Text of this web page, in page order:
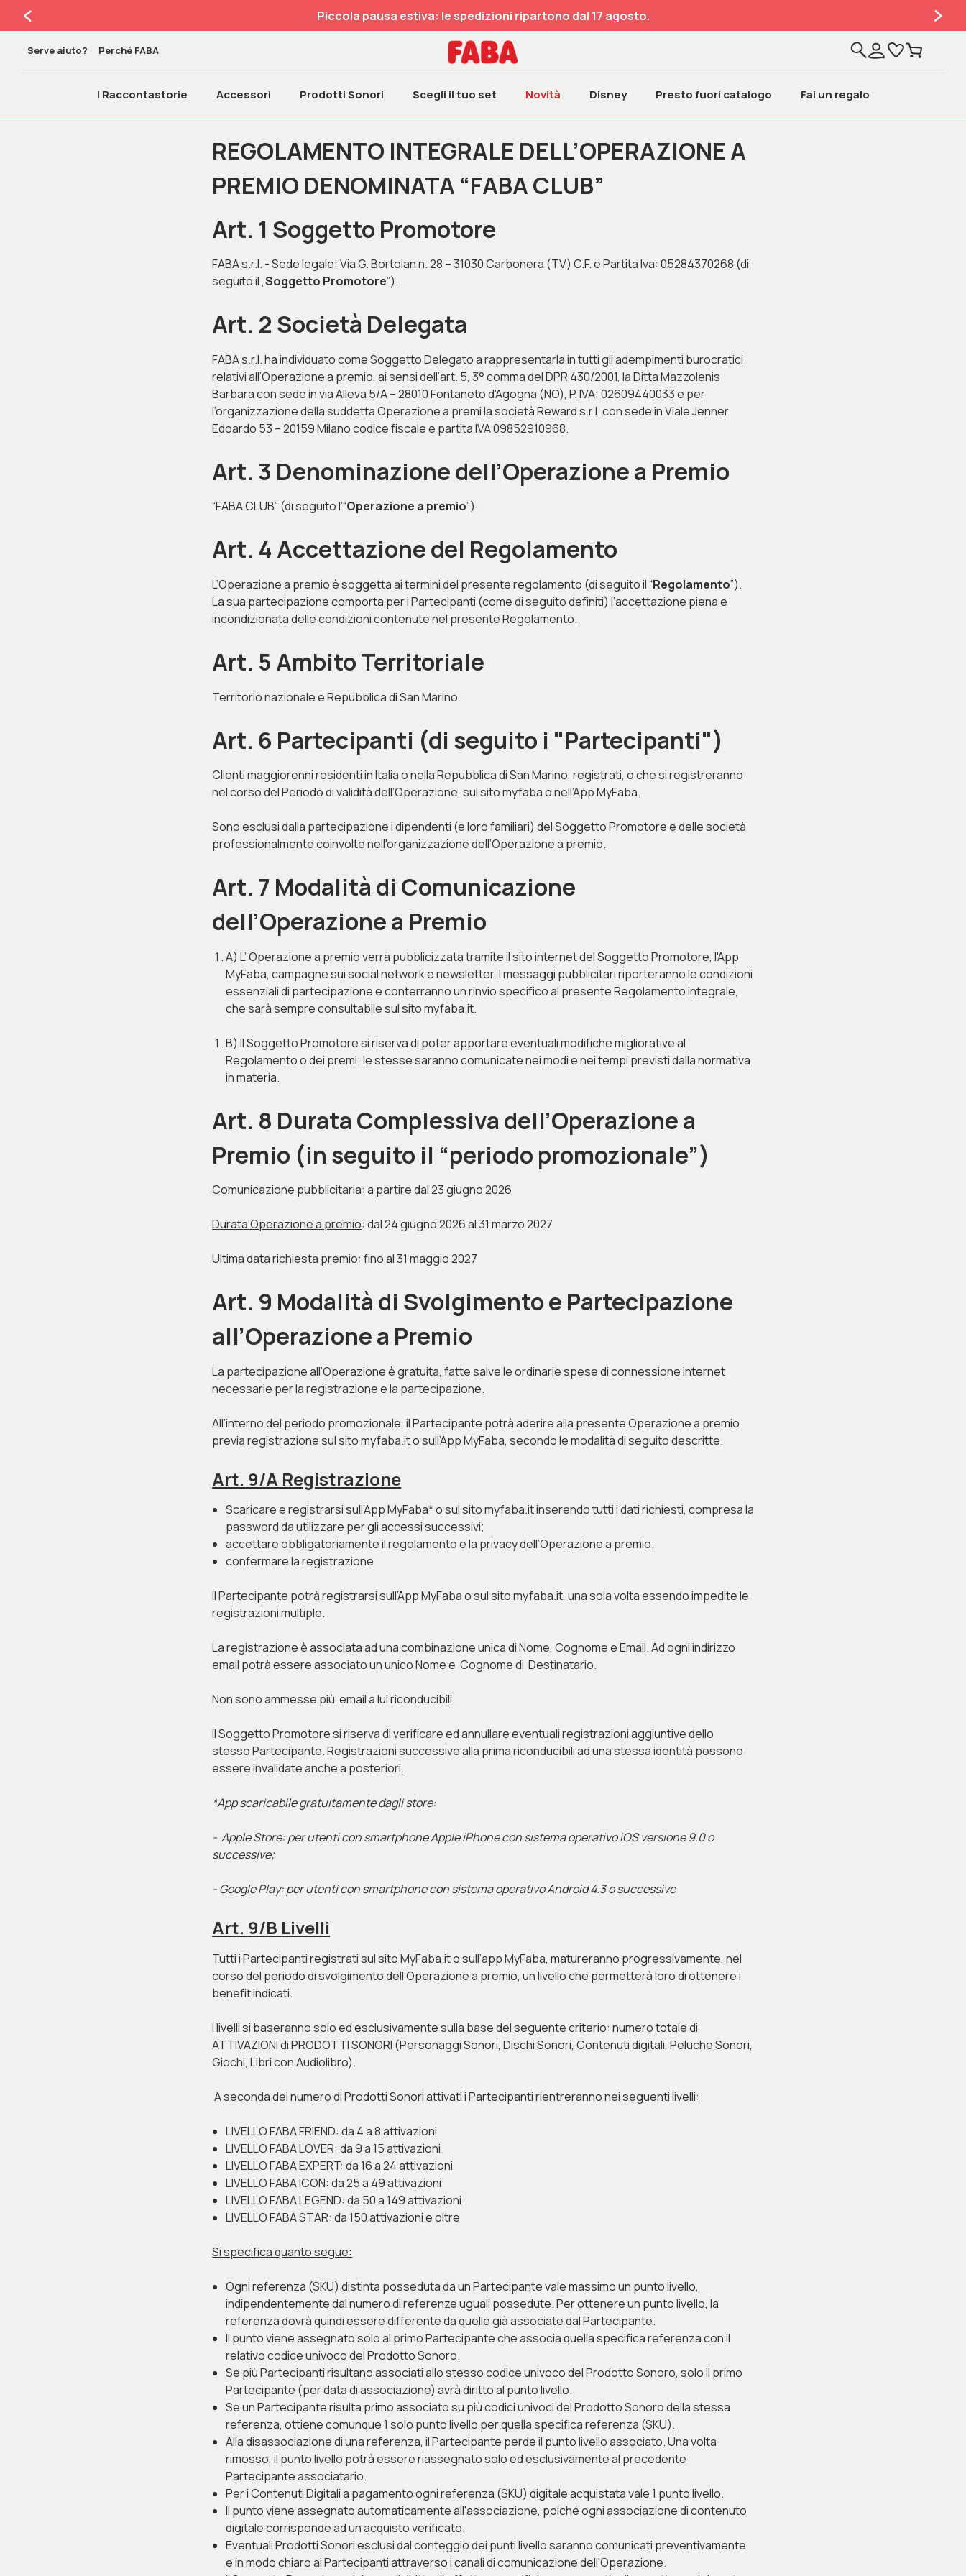
Piccola pausa estiva: le spedizioni ripartono dal 17 agosto.
Serve aiuto? Perché FABA
I Raccontastorie Accessori Prodotti Sonori Scegli il tuo set Novità Disney Presto fuori catalogo Fai un regalo
REGOLAMENTO INTEGRALE DELL’OPERAZIONE A
PREMIO DENOMINATA “FABA CLUB”
Art. 1 Soggetto Promotore
FABA s.r.l. - Sede legale: Via G. Bortolan n. 28 – 31030 Carbonera (TV) C.F. e Partita Iva: 05284370268 (di
seguito il „Soggetto Promotore”).
Art. 2 Società Delegata
FABA s.r.l. ha individuato come Soggetto Delegato a rappresentarla in tutti gli adempimenti burocratici
relativi all’Operazione a premio, ai sensi dell’art. 5, 3° comma del DPR 430/2001, la Ditta Mazzolenis
Barbara con sede in via Alleva 5/A – 28010 Fontaneto d'Agogna (NO), P. IVA: 02609440033 e per
l’organizzazione della suddetta Operazione a premi la società Reward s.r.l. con sede in Viale Jenner
Edoardo 53 – 20159 Milano codice fiscale e partita IVA 09852910968.
Art. 3 Denominazione dell’Operazione a Premio
“FABA CLUB” (di seguito l’“Operazione a premio”).
Art. 4 Accettazione del Regolamento
L’Operazione a premio è soggetta ai termini del presente regolamento (di seguito il “Regolamento”).
La sua partecipazione comporta per i Partecipanti (come di seguito definiti) l’accettazione piena e
incondizionata delle condizioni contenute nel presente Regolamento.
Art. 5 Ambito Territoriale
Territorio nazionale e Repubblica di San Marino.
Art. 6 Partecipanti (di seguito i "Partecipanti")
Clienti maggiorenni residenti in Italia o nella Repubblica di San Marino, registrati, o che si registreranno
nel corso del Periodo di validità dell’Operazione, sul sito myfaba o nell’App MyFaba.
Sono esclusi dalla partecipazione i dipendenti (e loro familiari) del Soggetto Promotore e delle società
professionalmente coinvolte nell'organizzazione dell’Operazione a premio.
Art. 7 Modalità di Comunicazione
dell’Operazione a Premio
A) L’ Operazione a premio verrà pubblicizzata tramite il sito internet del Soggetto Promotore, l'App
MyFaba, campagne sui social network e newsletter. I messaggi pubblicitari riporteranno le condizioni
essenziali di partecipazione e conterranno un rinvio specifico al presente Regolamento integrale,
che sarà sempre consultabile sul sito myfaba.it.
B) Il Soggetto Promotore si riserva di poter apportare eventuali modifiche migliorative al
Regolamento o dei premi; le stesse saranno comunicate nei modi e nei tempi previsti dalla normativa
in materia.
Art. 8 Durata Complessiva dell’Operazione a
Premio (in seguito il “periodo promozionale”)
Comunicazione pubblicitaria: a partire dal 23 giugno 2026
Durata Operazione a premio: dal 24 giugno 2026 al 31 marzo 2027
Ultima data richiesta premio: fino al 31 maggio 2027
Art. 9 Modalità di Svolgimento e Partecipazione
all’Operazione a Premio
La partecipazione all’Operazione è gratuita, fatte salve le ordinarie spese di connessione internet
necessarie per la registrazione e la partecipazione.
All’interno del periodo promozionale, il Partecipante potrà aderire alla presente Operazione a premio
previa registrazione sul sito myfaba.it o sull’App MyFaba, secondo le modalità di seguito descritte.
Art. 9/A Registrazione
Scaricaree registrarsisull’App MyFaba*o sul sito myfaba.it inserendotutti i dati richiesti, compresa la
password da utilizzare per gli accessi successivi;
accettare obbligatoriamente il regolamento e la privacy dell’Operazione a premio;
confermare la registrazione
Il Partecipante potrà registrarsisull’App MyFabao sul sito myfaba.it, una sola volta essendo impedite le
registrazioni multiple.
La registrazione è associata ad una combinazione unica di Nome, Cognome e Email. Ad ogni indirizzo
email potrà essere associato un unico Nome e Cognome di Destinatario.
Non sono ammesse più email a lui riconducibili.
Il Soggetto Promotore si riserva di verificare ed annullare eventuali registrazioni aggiuntive dello
stesso Partecipante. Registrazioni successive alla prima riconducibili ad una stessa identità possono
essere invalidate anche a posteriori.
*App scaricabile gratuitamente dagli store:
- Apple Store: per utenti con smartphone Apple iPhone con sistema operativo iOS versione 9.0 o
successive;
- Google Play: per utenti con smartphone con sistema operativo Android 4.3 o successive
Art. 9/B Livelli
Tutti iPartecipanti registrati sul sito MyFaba.it o sull’app MyFaba, matureranno progressivamente, nel
corso del periodo di svolgimento dell’Operazione a premio, un livello che permetterà loro di ottenere i
benefit indicati.
I livelli si baseranno solo ed esclusivamente sulla base del seguente criterio: numero totale di
ATTIVAZIONI di PRODOTTI SONORI (Personaggi Sonori, Dischi Sonori, Contenuti digitali, Peluche Sonori,
Giochi, Libri con Audiolibro).
A seconda delnumero di Prodotti Sonori attivati i Partecipanti rientreranno nei seguenti livelli:
LIVELLO FABA FRIEND: da 4 a 8 attivazioni
LIVELLO FABA LOVER: da 9 a 15 attivazioni
LIVELLO FABA EXPERT: da 16 a 24 attivazioni
LIVELLO FABA ICON: da 25 a 49 attivazioni
LIVELLO FABA LEGEND: da 50 a 149 attivazioni
LIVELLO FABA STAR: da 150 attivazioni e oltre
Si specifica quanto segue:
Ogni referenza (SKU) distinta posseduta da un Partecipante vale massimo un punto livello,
indipendentemente dal numero di referenze uguali possedute. Per ottenere un punto livello, la
referenza dovrà quindi essere differente da quelle già associate dal Partecipante.
Il punto viene assegnato solo al primo Partecipante che associa quella specifica referenza con il
relativo codice univoco del Prodotto Sonoro.
Se più Partecipanti risultano associati allo stesso codice univoco del Prodotto Sonoro, solo il primo
Partecipante (per data di associazione) avrà diritto al punto livello.
Se un Partecipante risulta primo associato su più codici univoci del Prodotto Sonoro della stessa
referenza, ottiene comunque 1 solo punto livello per quella specifica referenza (SKU).
Alla disassociazione di una referenza, il Partecipante perde il punto livello associato. Una volta
rimosso, il punto livello potrà essere riassegnato solo ed esclusivamente al precedente
Partecipante associatario.
Per i Contenuti Digitali a pagamento ogni referenza (SKU) digitale acquistata vale 1 punto livello.
Il punto viene assegnato automaticamente all'associazione, poiché ogni associazione di contenuto
digitale corrisponde ad un acquisto verificato.
Eventuali Prodotti Sonori esclusi dal conteggio dei punti livello saranno comunicati preventivamente
e in modo chiaro ai Partecipanti attraverso i canali di comunicazione dell'Operazione.